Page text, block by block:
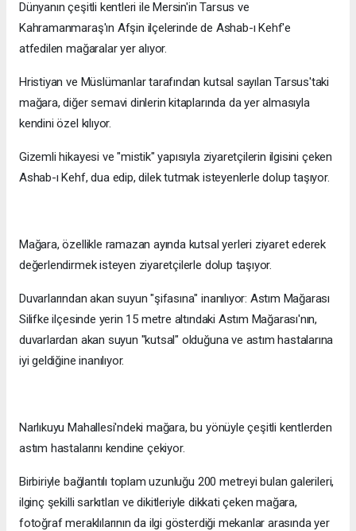
Dünyanın çeşitli kentleri ile Mersin'in Tarsus ve
Kahramanmaraş'ın Afşin ilçelerinde de Ashab-ı Kehf'e
atfedilen mağaralar yer alıyor.
Hristiyan ve Müslümanlar tarafından kutsal sayılan Tarsus'taki
mağara, diğer semavi dinlerin kitaplarında da yer almasıyla
kendini özel kılıyor.
Gizemli hikayesi ve "mistik" yapısıyla ziyaretçilerin ilgisini çeken
Ashab-ı Kehf, dua edip, dilek tutmak isteyenlerle dolup taşıyor.
Mağara, özellikle ramazan ayında kutsal yerleri ziyaret ederek
değerlendirmek isteyen ziyaretçilerle dolup taşıyor.
Duvarlarından akan suyun "şifasına" inanılıyor: Astım Mağarası
Silifke ilçesinde yerin 15 metre altındaki Astım Mağarası'nın,
duvarlardan akan suyun "kutsal" olduğuna ve astım hastalarına
iyi geldiğine inanılıyor.
Narlıkuyu Mahallesi'ndeki mağara, bu yönüyle çeşitli kentlerden
astım hastalarını kendine çekiyor.
Birbiriyle bağlantılı toplam uzunluğu 200 metreyi bulan galerileri,
ilginç şekilli sarkıtları ve dikitleriyle dikkati çeken mağara,
fotoğraf meraklılarının da ilgi gösterdiği mekanlar arasında yer